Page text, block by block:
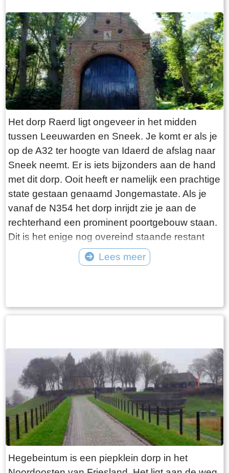
“Laaksumer Bot” suggereert dat de vis terplekke
gevangen wordt. En niets is minder waar.
Tegenover de twee visrestaurants ligt in het
kleinste haventje van Europa eenzaam en
alleen de HL6. Navraag in het restaurant leert
dan dit de vissersboot van de gebroeders De
Vries is. Zij zijn de laatste overgebleven vissers
van Laaksum. Eerder was er sprake van een
bescheiden vloot maar de meeste vissers van
Laaksum zijn er al lang geleden mee gestopt.
De gebroeders De Vries houden het dus nog vol
en vangen regelmatig bot bij Laaksum. Ik hoor
dat de ze inmiddels aardig op leeftijd zijn, in
ieder geval over de zestig. Ik hoop dat ze het
nog even kunnen volhouden tot aan hun
pensioenleeftijd. Want zodra zij ermee stoppen
vangt iedereen bot bij Laaksum.
Het dorp Raerd ligt ongeveer in het midden
tussen Leeuwarden en Sneek. Je komt er als je
op de A32 ter hoogte van Idaerd de afslag naar
Sneek neemt. Er is iets bijzonders aan de hand
met dit dorp. Ooit heeft er namelijk een prachtige
state gestaan genaamd Jongemastate. Als je
vanaf de N354 het dorp inrijdt zie je aan de
rechterhand een prominent poortgebouw staan.
Dit is het enige nog overeind staande restant
van Jongemastate. Het poortgebouw geeft
toegang tot het park Jongemastate. In het
aub”. Het is de moeite waard om het park eens
heeft. Grote brokken zandsteen liggen her en
der verspreid door het park alsof er een enorme
explosie heeft plaatsgevonden. Niets is minder
waar. De laatste bewoner van Jongemastate
was Burgemeester van Slooten. Hij was
burgemeester van de gemeente
Rauwerderhem. Het voormalige gemeentehuis
staat een eindje verderop. Het is moeilijk voor te
stellen maar toen hij verhuisde heeft hij de state
Lees meer
Hegebeintum is een piepklein dorp in het